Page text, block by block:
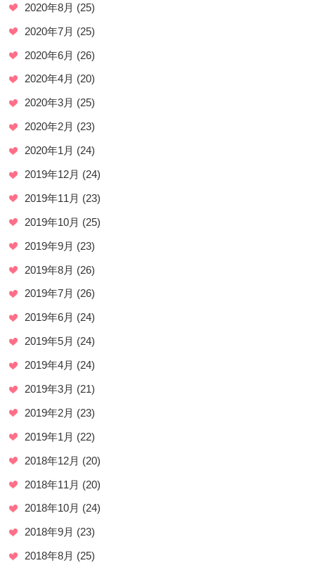
2020年8月 (25)
2020年7月 (25)
2020年6月 (26)
2020年4月 (20)
2020年3月 (25)
2020年2月 (23)
2020年1月 (24)
2019年12月 (24)
2019年11月 (23)
2019年10月 (25)
2019年9月 (23)
2019年8月 (26)
2019年7月 (26)
2019年6月 (24)
2019年5月 (24)
2019年4月 (24)
2019年3月 (21)
2019年2月 (23)
2019年1月 (22)
2018年12月 (20)
2018年11月 (20)
2018年10月 (24)
2018年9月 (23)
2018年8月 (25)